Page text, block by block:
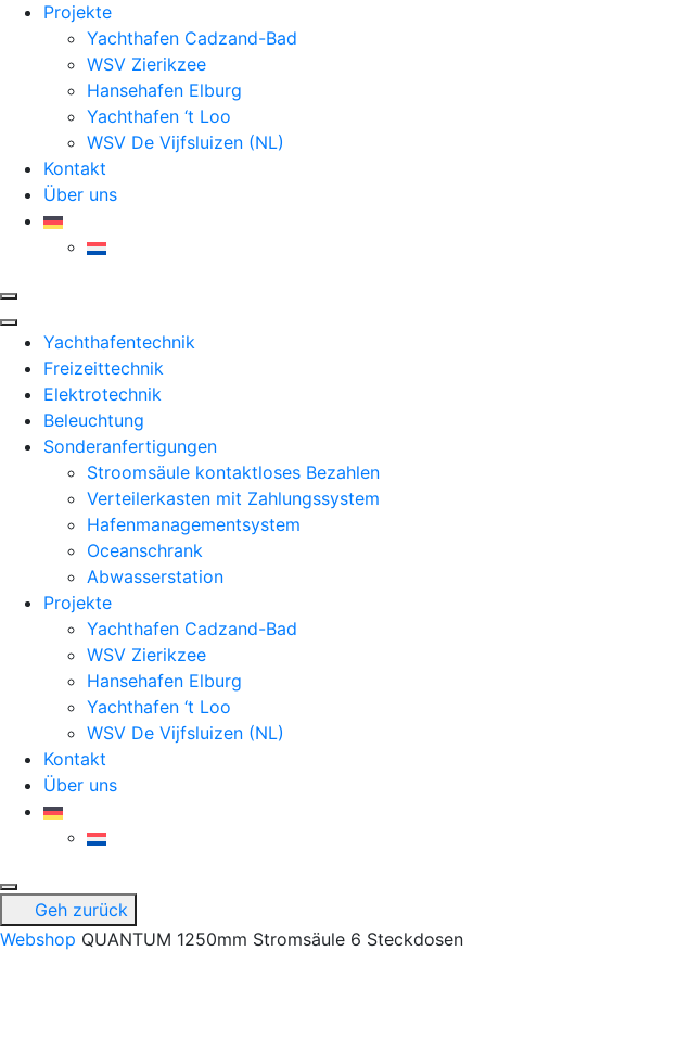
Projekte
Yachthafen Cadzand-Bad
WSV Zierikzee
Hansehafen Elburg
Yachthafen ‘t Loo
WSV De Vijfsluizen (NL)
Kontakt
Über uns
Yachthafentechnik
Freizeittechnik
Elektrotechnik
Beleuchtung
Sonderanfertigungen
Stroomsäule kontaktloses Bezahlen
Verteilerkasten mit Zahlungssystem
Hafenmanagementsystem
Oceanschrank
Abwasserstation
Projekte
Yachthafen Cadzand-Bad
WSV Zierikzee
Hansehafen Elburg
Yachthafen ‘t Loo
WSV De Vijfsluizen (NL)
Kontakt
Über uns
Geh zurück
Webshop QUANTUM 1250mm Stromsäule 6 Steckdosen